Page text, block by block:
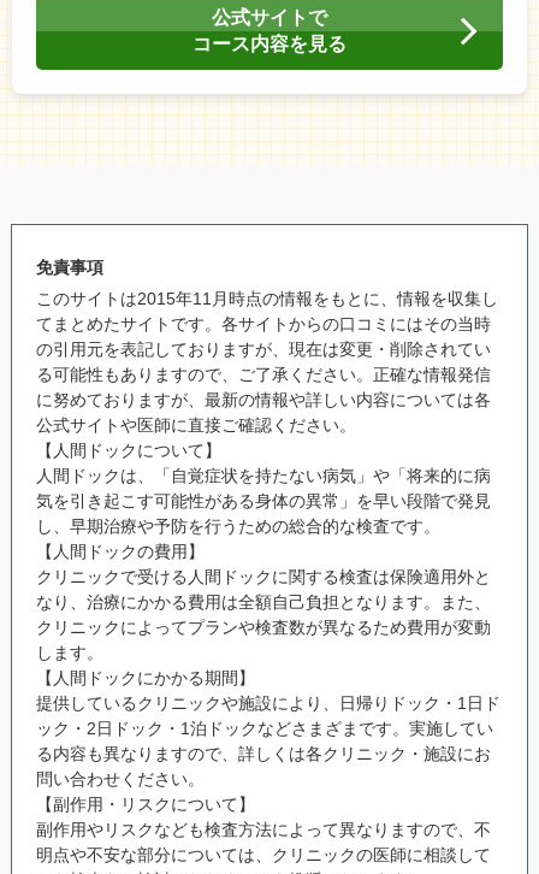
公式サイトで
コース内容を見る
免責事項
このサイトは2015年11月時点の情報をもとに、情報を収集し
てまとめたサイトです。各サイトからの口コミにはその当時
の引用元を表記しておりますが、現在は変更・削除されてい
る可能性もありますので、ご了承ください。正確な情報発信
に努めておりますが、最新の情報や詳しい内容については各
公式サイトや医師に直接ご確認ください。
【人間ドックについて】
人間ドックは、「自覚症状を持たない病気」や「将来的に病
気を引き起こす可能性がある身体の異常」を早い段階で発見
し、早期治療や予防を行うための総合的な検査です。
【人間ドックの費用】
クリニックで受ける人間ドックに関する検査は保険適用外と
なり、治療にかかる費用は全額自己負担となります。また、
クリニックによってプランや検査数が異なるため費用が変動
します。
【人間ドックにかかる期間】
提供しているクリニックや施設により、日帰りドック・1日ド
ック・2日ドック・1泊ドックなどさまざまです。実施してい
る内容も異なりますので、詳しくは各クリニック・施設にお
問い合わせください。
【副作用・リスクについて】
副作用やリスクなども検査方法によって異なりますので、不
明点や不安な部分については、クリニックの医師に相談して